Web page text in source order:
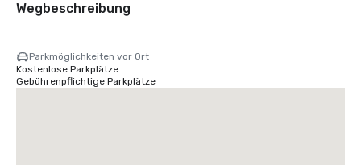
Wegbeschreibung
Parkmöglichkeiten vor Ort
Kostenlose Parkplätze
Gebührenpflichtige Parkplätze